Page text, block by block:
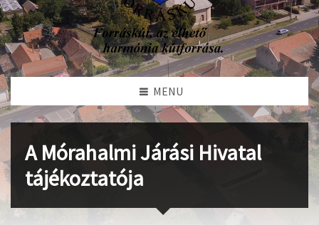
MENU
A Mórahalmi Járási Hivatal
tájékoztatója